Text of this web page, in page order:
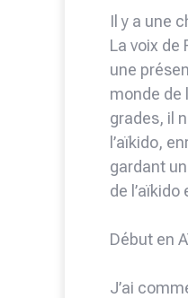
Il y a une
La voix de
une
monde de
grades, il
l’aïkido,
gardant
de
Début en
J’ai